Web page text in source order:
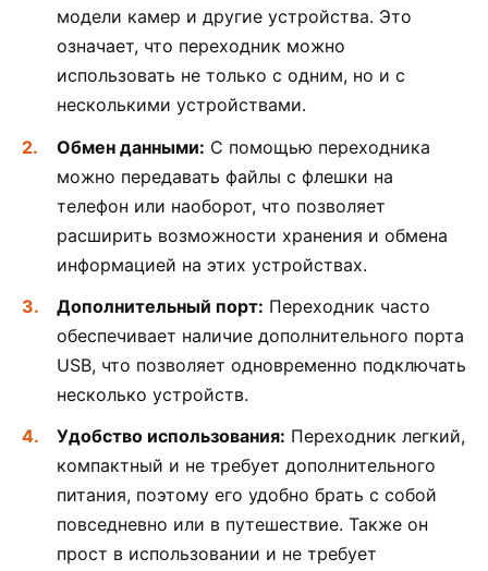
модели камер и другие устройства. Это
означает, что переходник можно
использовать не только с одним, но и с
несколькими устройствами.
Обмен данными: С помощью переходника
можно передавать файлы с флешки на
телефон или наоборот, что позволяет
расширить возможности хранения и обмена
информацией на этих устройствах.
Дополнительный порт: Переходник часто
обеспечивает наличие дополнительного порта
USB, что позволяет одновременно подключать
несколько устройств.
Удобство использования: Переходник легкий,
компактный и не требует дополнительного
питания, поэтому его удобно брать с собой
повседневно или в путешествие. Также он
прост в использовании и не требует